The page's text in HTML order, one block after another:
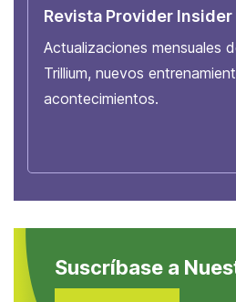
Revista Provider Insider
Actualizaciones mensuales
Trillium, nuevos
acontecimientos.
Suscríbase a